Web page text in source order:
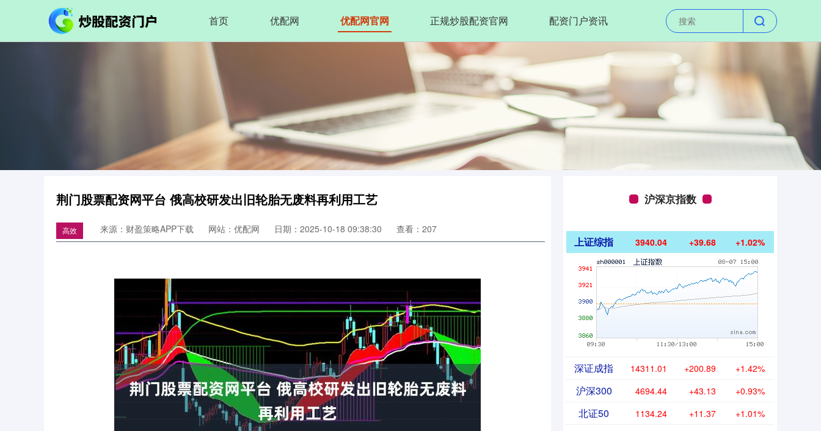
首页 优配网 优配网官网 正规炒股配资官网 配资门户资讯
荆门股票配资网平台 俄高校研发出旧轮胎无废料再利用工艺
高效 来源：财盈策略APP下载 网站：优配网 日期：2025-10-18 09:38:30 查看：207
沪深京指数
上证综指 3940.04 +39.68 +1.02%
深证成指 14311.01 +200.89 +1.42%
沪深300 4694.44 +43.13 +0.93%
北证50 1134.24 +11.37 +1.01%